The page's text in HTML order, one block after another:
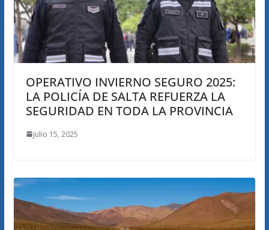
OPERATIVO INVIERNO SEGURO 2025:
LA POLICÍA DE SALTA REFUERZA LA
SEGURIDAD EN TODA LA PROVINCIA
julio 15, 2025